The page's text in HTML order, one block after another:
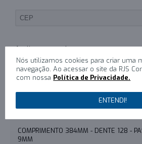
0 /Escreva um
DESCRIÇÃO
COMENTÁRIOS
COMPRIMENTO 384MM - DENTE 128 -
9MM
Nós utilizamos cookies para criar uma
navegação. Ao acessar o site da RJS
com nossa Política de Privacidade.
ENTENDI!